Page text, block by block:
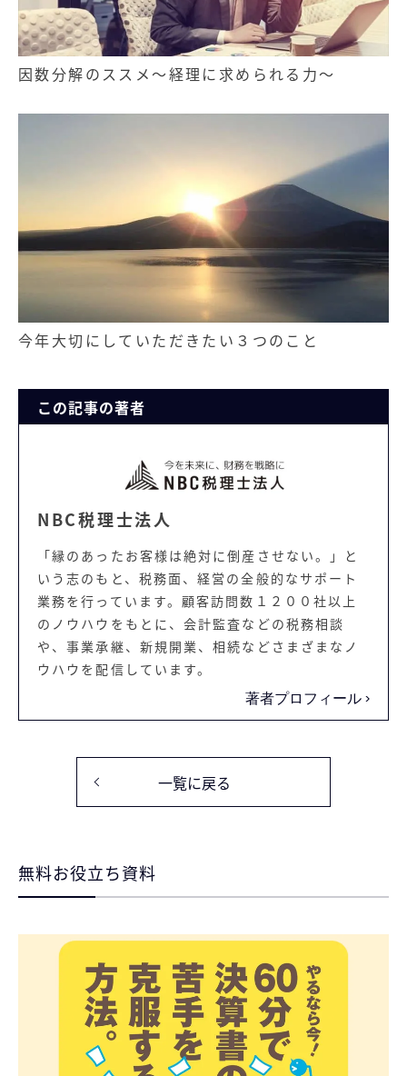
因数分解のススメ～経理に求められる力～
今年大切にしていただきたい３つのこと
この記事の著者
NBC税理士法人
「縁のあったお客様は絶対に倒産させない。」と
いう志のもと、税務面、経営の全般的なサポート
業務を行っています。顧客訪問数１２００社以上
のノウハウをもとに、会計監査などの税務相談
や、事業承継、新規開業、相続などさまざまなノ
ウハウを配信しています。
著者プロフィール
一覧に戻る
無料お役立ち資料